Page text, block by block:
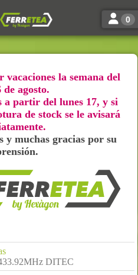
Toggle
0
vacaciones la semana del
de agosto.
a partir del lunes 17, y si
de stock se le avisará
y muchas gracias por su
DITEC